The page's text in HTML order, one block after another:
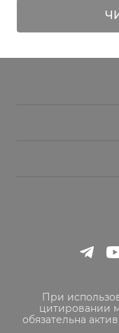
При
цитировании
обязательна